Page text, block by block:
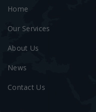
Home
Our Services
About Us
News
Contact Us